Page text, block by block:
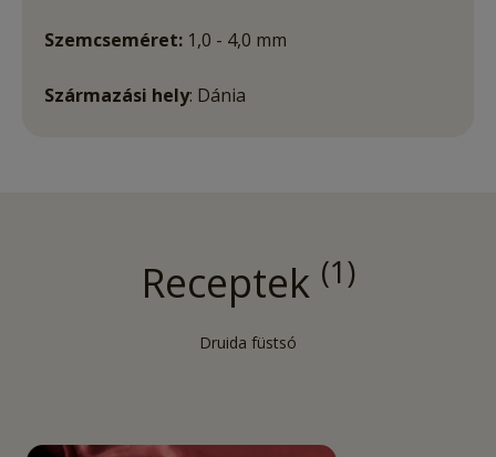
Szemcseméret: 1,0 - 4,0 mm
Származási hely: Dánia
Receptek 1
Druida füstsó